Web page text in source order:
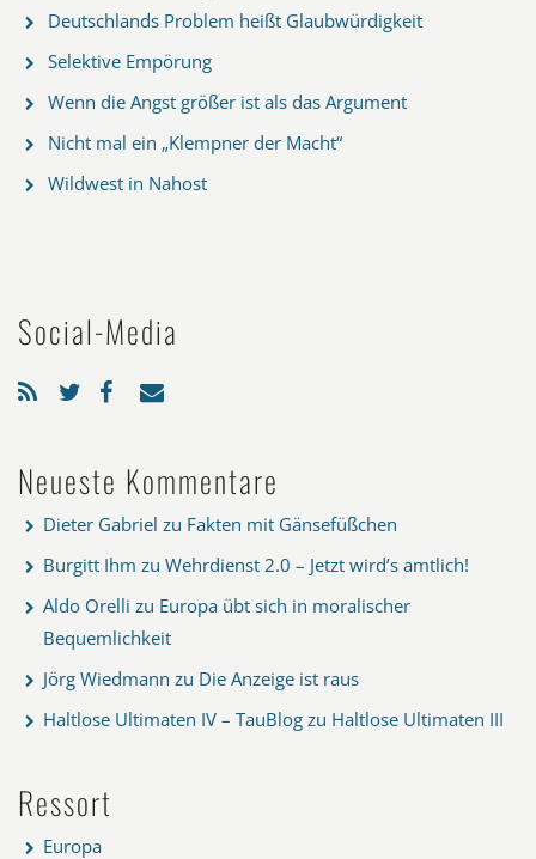
Deutschlands Problem heißt Glaubwürdigkeit
Selektive Empörung
Wenn die Angst größer ist als das Argument
Nicht mal ein „Klempner der Macht“
Wildwest in Nahost
Social-Media
Neueste Kommentare
Dieter Gabriel zu Fakten mit Gänsefüßchen
Burgitt Ihm zu Wehrdienst 2.0 – Jetzt wird’s amtlich!
Aldo Orelli zu Europa übt sich in moralischer
Bequemlichkeit
Jörg Wiedmann zu Die Anzeige ist raus
Haltlose Ultimaten IV – TauBlog zu Haltlose Ultimaten III
Ressort
Europa